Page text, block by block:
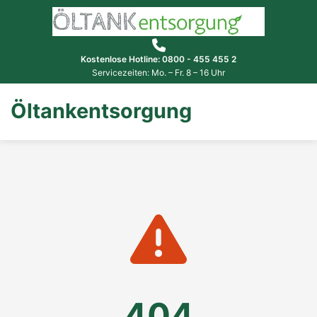
Kostenlose Hotline: 0800 - 455 455 2
Servicezeiten: Mo. – Fr. 8 – 16 Uhr
Öltankentsorgung